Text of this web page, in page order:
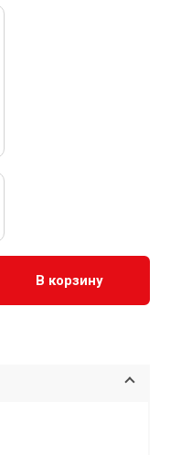
В корзину